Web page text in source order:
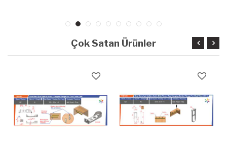
Çok Satan Ürünler